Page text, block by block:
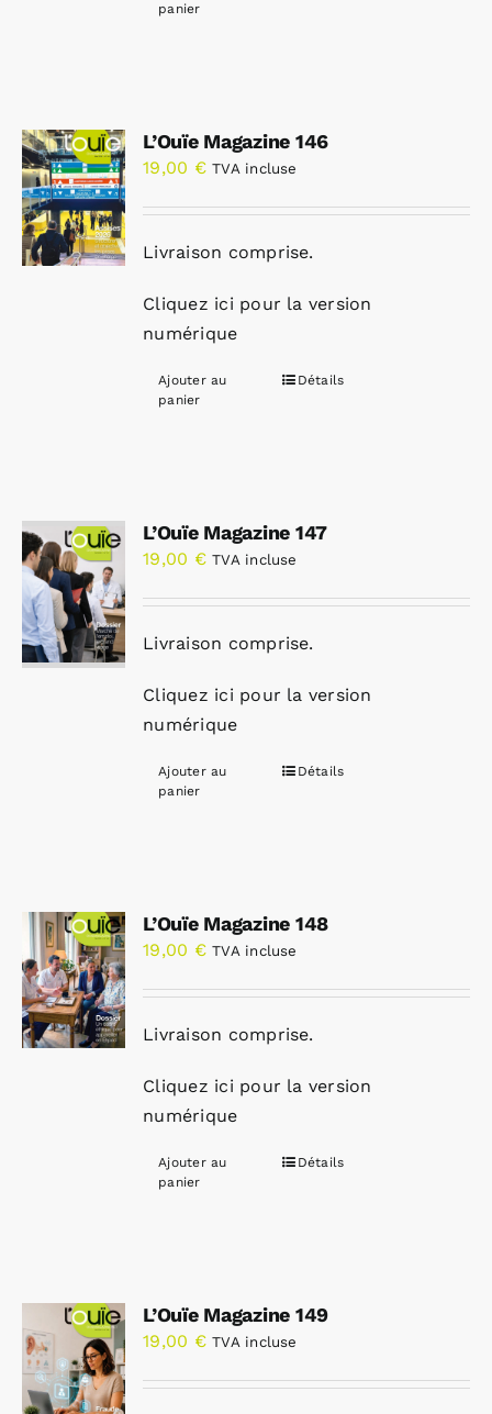
panier
L’Ouïe Magazine 146
19,00 € TVA incluse
Livraison comprise.
Cliquez ici pour la version
numérique
Ajouter au
panier
Détails
L’Ouïe Magazine 147
19,00 € TVA incluse
Livraison comprise.
Cliquez ici pour la version
numérique
Ajouter au
panier
Détails
L’Ouïe Magazine 148
19,00 € TVA incluse
Livraison comprise.
Cliquez ici pour la version
numérique
Ajouter au
panier
Détails
L’Ouïe Magazine 149
19,00 € TVA incluse